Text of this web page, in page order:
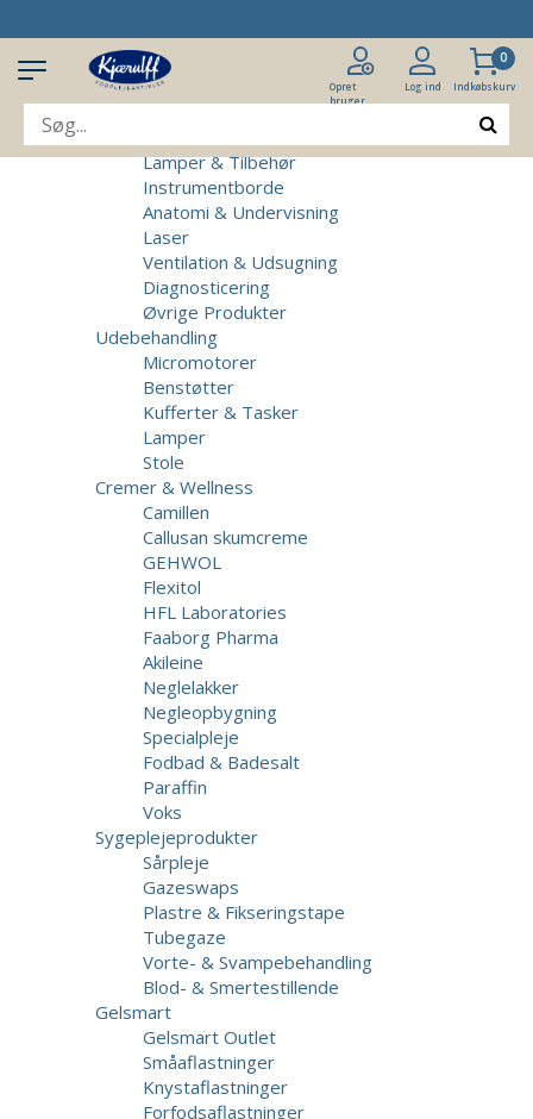
Opret
bruger
Log ind
0
Indkøbskurv
Klinikudstyr
Patientstole
Massagebrikse
Lamper & Tilbehør
Instrumentborde
Anatomi & Undervisning
Laser
Ventilation & Udsugning
Diagnosticering
Øvrige Produkter
Udebehandling
Micromotorer
Benstøtter
Kufferter & Tasker
Lamper
Stole
Cremer & Wellness
Camillen
Callusan skumcreme
GEHWOL
Flexitol
HFL Laboratories
Faaborg Pharma
Akileine
Neglelakker
Negleopbygning
Specialpleje
Fodbad & Badesalt
Paraffin
Voks
Sygeplejeprodukter
Sårpleje
Gazeswaps
Plastre & Fikseringstape
Tubegaze
Vorte- & Svampebehandling
Blod- & Smertestillende
Gelsmart
Gelsmart Outlet
Småaflastninger
Knystaflastninger
Forfodsaflastninger